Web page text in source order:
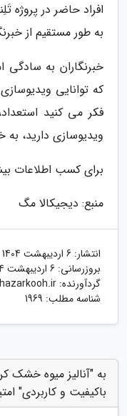
افراد حاضر در پروژه
به طور مستقیم از
خبرنگاران به سادگی
که توانایی
فکر می کنید
ویدیوسازی دارید، به
برای کسب اطلاعات
منبع: دیجیکالا مگ
انتشار: 6 اردیبهشت 1404
بروزرسانی: 6 اردیبهشت 1404
گردآورنده:
شناسه مطلب: 1969
به "آنالیز میوه خشک
باکیفیت و کاربردی"